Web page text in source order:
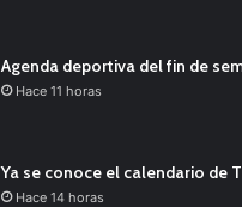
Agenda deportiva del fin de
Hace 11 horas
Ya se conoce el calendario de
Hace 14 horas